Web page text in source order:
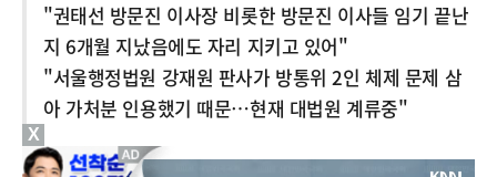
"권태선 방문진 이사장 비롯한 방문진 이사들 임기 끝난
지 6개월 지났음에도 자리 지키고 있어"
"서울행정법원 강재원 판사가 방통위 2인 체제 문제 삼
아 가처분 인용했기 때문…현재 대법원 계류중"
X